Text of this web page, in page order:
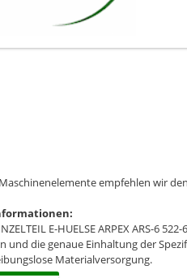
empfehlen wir
E-HUELSE ARPEX ARS-6 522-6
und die genaue Einhaltung der
Materialversorgung.